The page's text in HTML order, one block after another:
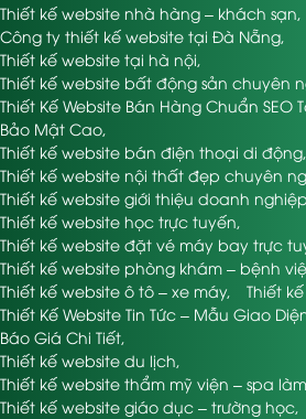
Thiết kế website nhà hàng – khách sạn,
Công ty thiết kế website tại Đà Nẵng,
Thiết kế website tại hà nội,
Thiết kế website bất động sản chuyên
Thiết Kế Website Bán Hàng Chuẩn SEO
Bảo Mật Cao,
Thiết kế website bán điện thoại di động,
Thiết kế website nội thất đẹp chuyên
Thiết kế website giới thiệu doanh nghiệp
Thiết kế website học trực tuyến,
Thiết kế website đặt vé máy bay trực
Thiết kế website phòng khám – bệnh
Thiết kế website ô tô – xe máy, Thiết
Thiết Kế Website Tin Tức – Mẫu Giao
Báo Giá Chi Tiết,
Thiết kế website du lịch,
Thiết kế website thẩm mỹ viện – spa
Thiết kế website giáo dục – trường học,